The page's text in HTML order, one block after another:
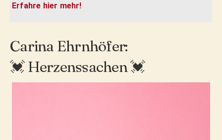
Erfahre hier mehr!
Carina Ehrnhöfer:
💓 Herzenssachen 💓